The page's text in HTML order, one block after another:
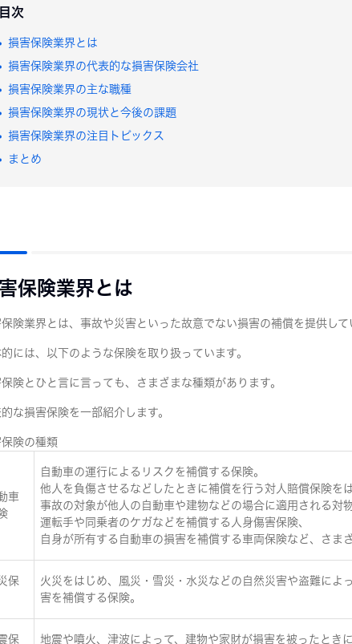
目次
損害保険業界とは
損害保険業界の代表的な損害保険会社
損害保険業界の主な職種
損害保険業界の現状と今後の課題
損害保険業界の注目トピックス
まとめ
保険業界とは
保険業界とは、事故や災害といった故意でない損害の補償を提供して
には、以下のような保険を取り扱っています。
険とひと言に言っても、さまざまな種類があります。
な損害保険を一部紹介します。
険の種類
車
自動車の運行によるリスクを補償する保険。
他人を負傷させるなどしたときに補償を行う対人賠償保険をは
事故の対象が他人の自動車や建物などの場合に適用される対
運転手や同乗者のケガなどを補償する人身傷害保険、
自身が所有する自動車の損害を補償する車両保険など、さま
保
火災をはじめ、風災・雪災・水災などの自然災害や盗難によ
害を補償する保険。
保
地震や噴火、津波によって、建物や家財が損害を被ったとき